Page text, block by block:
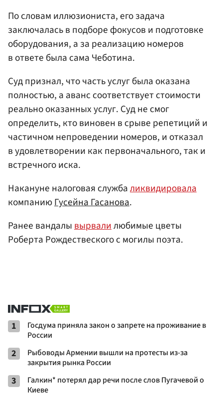
По словам иллюзиониста, его задача
заключалась в подборе фокусов и подготовке
оборудования, а за реализацию номеров
в ответе была сама Чеботина.
Суд признал, что часть услуг была оказана
полностью, а аванс соответствует стоимости
реально оказанных услуг. Суд не смог
определить, кто виновен в срыве репетиций и
частичном непроведении номеров, и отказал
в удовлетворении как первоначального, так и
встречного иска.
Накануне налоговая службаликвидировала
компаниюГусейна Гасанова.
Ранее вандалывырвалилюбимые цветы
Роберта Рождествеского с могилы поэта.
1
Госдума приняла закон о запрете на проживание в
России
2
Рыбоводы Армении вышли на протесты из-за
закрытия рынка России
3
Галкин* потерял дар речи после слов Пугачевой о
Киеве